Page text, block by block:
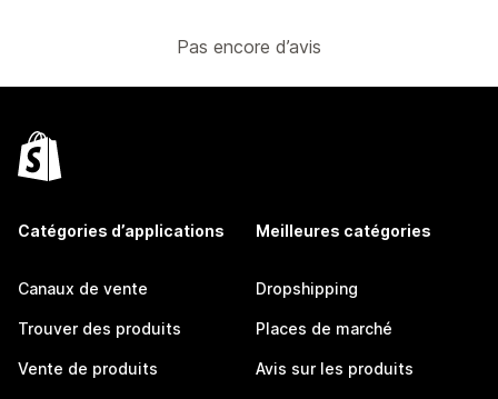
Pas encore d’avis
Catégories d’applications
Canaux de vente
Trouver des produits
Vente de produits
Meilleures catégories
Dropshipping
Places de marché
Avis sur les produits